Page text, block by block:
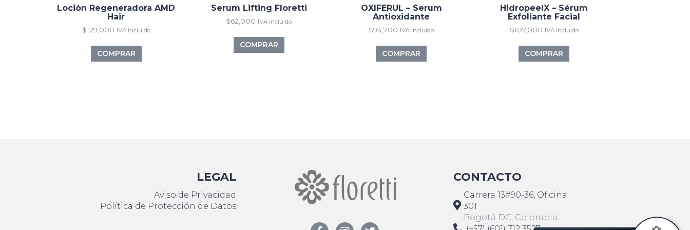
Loción Regeneradora AMD
Hair
$129,000 IVA incluido
COMPRAR
Serum Lifting Floretti
$62,000 IVA incluido
COMPRAR
OXIFERUL – Serum
Antioxidante
$94,700 IVA incluido
COMPRAR
HidropeelX – Sérum
Exfoliante Facial
$107,000 IVA incluido
COMPRAR
LEGAL
Aviso de Privacidad
Política de Protección de Datos
CONTACTO
Carrera 13#90-36, Oficina
301
Bogotá DC, Colombia